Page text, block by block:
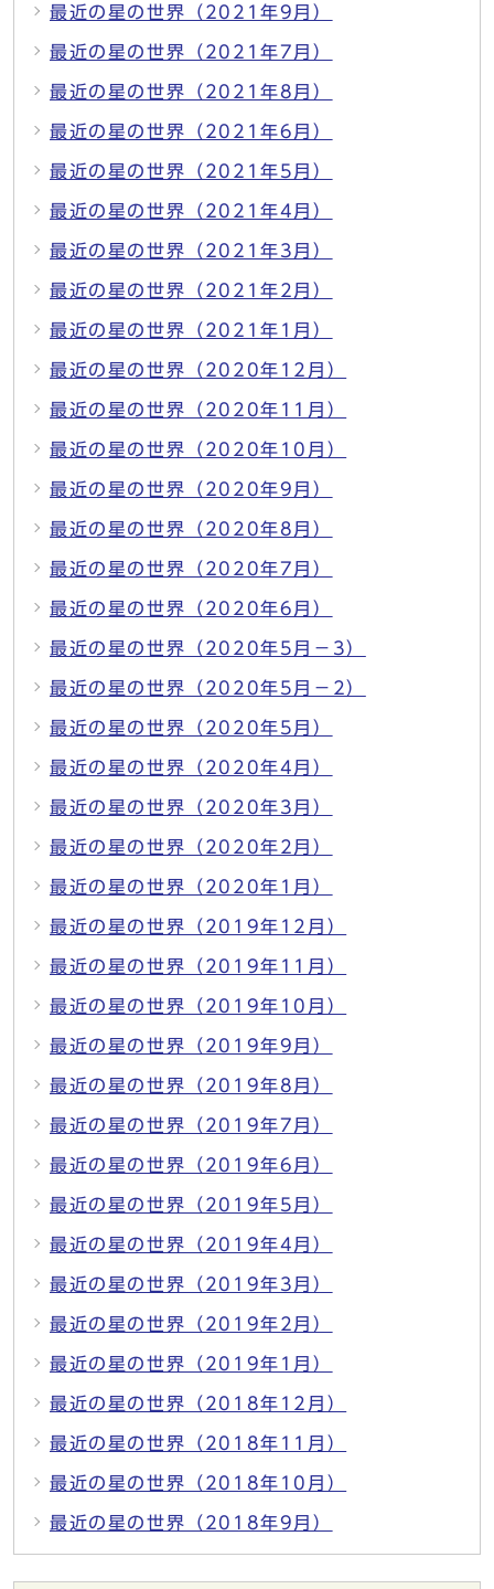
最近の星の世界（2021年9月）
最近の星の世界（2021年7月）
最近の星の世界（2021年8月）
最近の星の世界（2021年6月）
最近の星の世界（2021年5月）
最近の星の世界（2021年4月）
最近の星の世界（2021年3月）
最近の星の世界（2021年2月）
最近の星の世界（2021年1月）
最近の星の世界（2020年12月）
最近の星の世界（2020年11月）
最近の星の世界（2020年10月）
最近の星の世界（2020年9月）
最近の星の世界（2020年8月）
最近の星の世界（2020年7月）
最近の星の世界（2020年6月）
最近の星の世界（2020年5月－3）
最近の星の世界（2020年5月－2）
最近の星の世界（2020年5月）
最近の星の世界（2020年4月）
最近の星の世界（2020年3月）
最近の星の世界（2020年2月）
最近の星の世界（2020年1月）
最近の星の世界（2019年12月）
最近の星の世界（2019年11月）
最近の星の世界（2019年10月）
最近の星の世界（2019年9月）
最近の星の世界（2019年8月）
最近の星の世界（2019年7月）
最近の星の世界（2019年6月）
最近の星の世界（2019年5月）
最近の星の世界（2019年4月）
最近の星の世界（2019年3月）
最近の星の世界（2019年2月）
最近の星の世界（2019年1月）
最近の星の世界（2018年12月）
最近の星の世界（2018年11月）
最近の星の世界（2018年10月）
最近の星の世界（2018年9月）